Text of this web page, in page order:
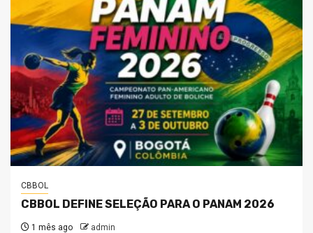
CBBOL
CBBOL DEFINE SELEÇÃO PARA O PANAM 2026
1 mês ago admin